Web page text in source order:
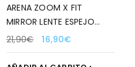
ARENA ZOOM X FIT
MIRROR LENTE ESPEJO
TURQUESA/NEGRO
21,90€ 16,90€